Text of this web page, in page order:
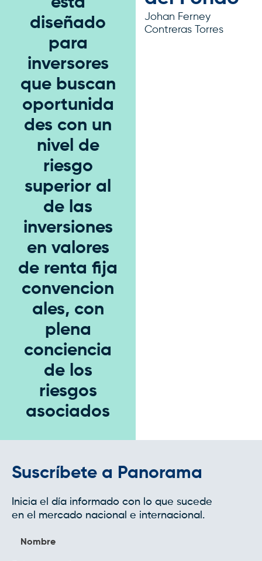
Johan Ferney
Contreras Torres
diseñado
para
inversores
que buscan
oportunida
des con un
nivel de
riesgo
superior al
de las
inversiones
en valores
de renta fija
convencion
ales, con
plena
conciencia
de los
riesgos
asociados
Suscríbete a Panorama
Inicia el día informado con lo que sucede
en el mercado nacional e internacional.
Nombre